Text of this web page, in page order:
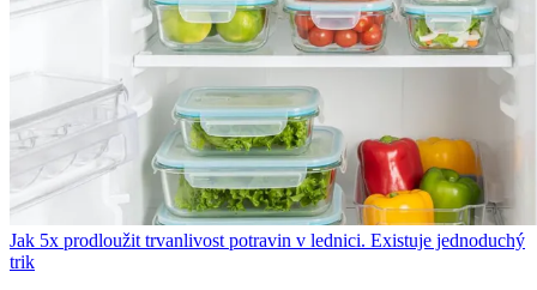
Jak 5x prodloužit trvanlivost potravin v lednici. Existuje jednoduchý
trik